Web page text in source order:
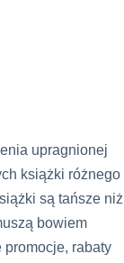
upragnionej
książki różnego
są tańsze niż
bowiem
promocje, rabaty